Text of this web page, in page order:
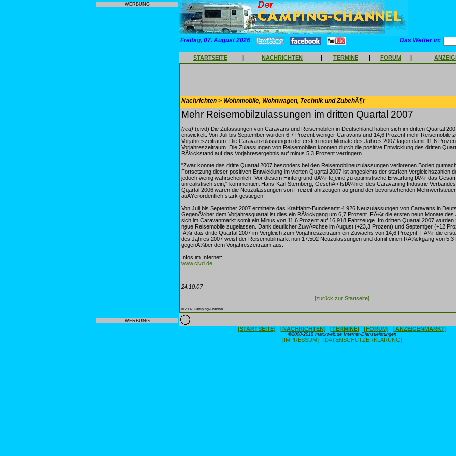
WERBUNG
WERBUNG
Freitag, 07. August 2026 Das Wetter in:
STARTSEITE | NACHRICHTEN | TERMINE | FORUM |
Nachrichten > Wohnmobile, Wohnwagen, Technik und ZubehÃ¶r
Mehr Reisemobilzulassungen im dritten Quartal 2007
(red) (civd) Die Zulassungen von Caravans und Reisemobilen in Deutschland haben sich im dritten Quartal
entwickelt. Von Juli bis September wurden 6,7 Prozent weniger Caravans und 14,6 Prozent mehr Reisemobile
Vorjahreszeitraum. Die Caravanzulassungen der ersten neun Monate des Jahres 2007 lagen damit 11,6
Vorjahreszeitraum. Die Zulassungen von Reisemobilen konnten durch die positive Entwicklung des dritten
RÃ¼ckstand auf das Vorjahresergebnis auf minus 5,3 Prozent verringern.
"Zwar konnte das dritte Quartal 2007 besonders bei den Reisemobilneuzulassungen verlorenen Boden
Fortsetzung dieser positiven Entwicklung im vierten Quartal 2007 ist angesichts der starken Vergleichszahlen
jedoch wenig wahrscheinlich. Vor diesem Hintergrund dÃ¼rfte eine zu optimistische Erwartung fÃ¼r das
unrealistisch sein," kommentiert Hans-Karl Sternberg, GeschÃ¤ftsfÃ¼hrer des Caravaning Industrie
Quartal 2006 waren die Neuzulassungen von Freizeitfahrzeugen aufgrund der bevorstehenden
auÃŸerordentlich stark gestiegen.
Von Juli bis September 2007 ermittelte das Kraftfahrt-Bundesamt 4.926 Neuzulassungen von Caravans in
GegenÃ¼ber dem Vorjahresquartal ist dies ein RÃ¼ckgang um 6,7 Prozent. FÃ¼r die ersten neun Monate des
sich im Caravanmarkt somit ein Minus von 11,6 Prozent auf 16.918 Fahrzeuge. Im dritten Quartal 2007 wurden
neue Reisemobile zugelassen. Dank deutlicher ZuwÃ¤chse im August (+23,3 Prozent) und September (+12
fÃ¼r das dritte Quartal 2007 im Vergleich zum Vorjahreszeitraum ein Zuwachs von 14,6 Prozent. FÃ¼r die
des Jahres 2007 weist der Reisemobilmarkt nun 17.502 Neuzulassungen und damit einen RÃ¼ckgang von 5,3
gegenÃ¼ber dem Vorjahreszeitraum aus.
Infos im Internet:
www.civd.de
24.10.07
[zurück zur Startseite]
© 2007 Camping-Channel
[STARTSEITE] [NACHRICHTEN] [TERMINE] [FORUM] [ANZEIGENMARKT]
©2000-2018 maxxweb.de Internet-Dienstleistungen
[IMPRESSUM] [DATENSCHUTZERKLÄRUNG]